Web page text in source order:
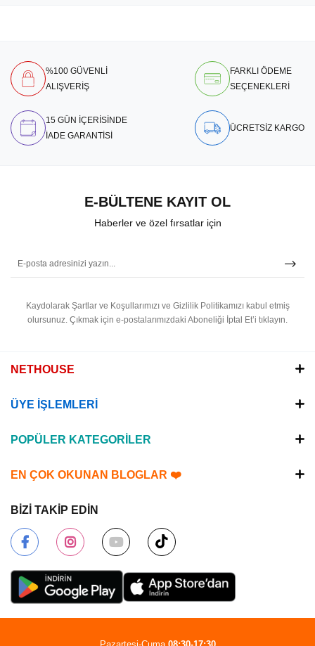
%100 GÜVENLİ
ALIŞVERİŞ
FARKLI ÖDEME
SEÇENEKLERİ
15 GÜN İÇERİSİNDE
İADE GARANTİSİ
ÜCRETSİZ KARGO
E-BÜLTENE KAYIT OL
Haberler ve özel fırsatlar için
Kaydolarak Şartlar ve Koşullarımızı ve Gizlilik Politikamızı kabul etmiş
olursunuz. Çıkmak için e-postalarımızdaki Aboneliği İptal Et’i tıklayın.
NETHOUSE
ÜYE İŞLEMLERİ
POPÜLER KATEGORİLER
EN ÇOK OKUNAN BLOGLAR ❤️
BİZİ TAKİP EDİN